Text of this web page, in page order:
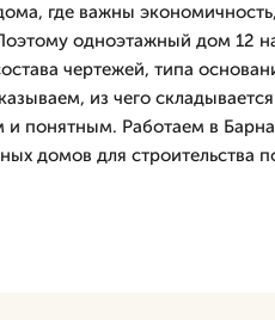
где важны
одноэтажный дом 12
чертежей, типа
из чего
и понятным. Работаем в
домов для строительства